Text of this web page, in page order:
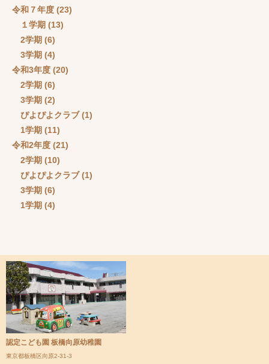
令和７年度 (23)
１学期 (13)
2学期 (6)
3学期 (4)
令和3年度 (20)
2学期 (6)
3学期 (2)
ぴよぴよクラブ(1)
1学期 (11)
令和2年度 (21)
2学期 (10)
ぴよぴよクラブ(1)
3学期 (6)
1学期 (4)
認定こども園 板橋向原幼稚園
東京都板橋区向原2-31-3